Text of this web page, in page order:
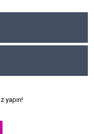
yapın!